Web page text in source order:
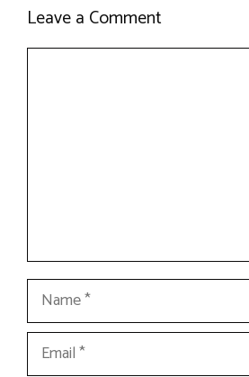
Leave a Comment
Name
Email